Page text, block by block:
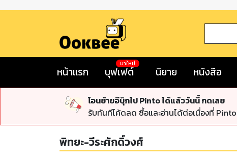
หน้าแรก บุฟเฟต์
มาใหม่
นิยาย หนังสือ
โอนย้ายอีบุ๊กไป Pinto ได้แล้ววันนี้ กดเลย
รับทันทีโค้ดลด ซื้อและอ่านได้ต่อเนื่องที่ Pinto
พิทยะ-วีระศักดิ์วงศ์